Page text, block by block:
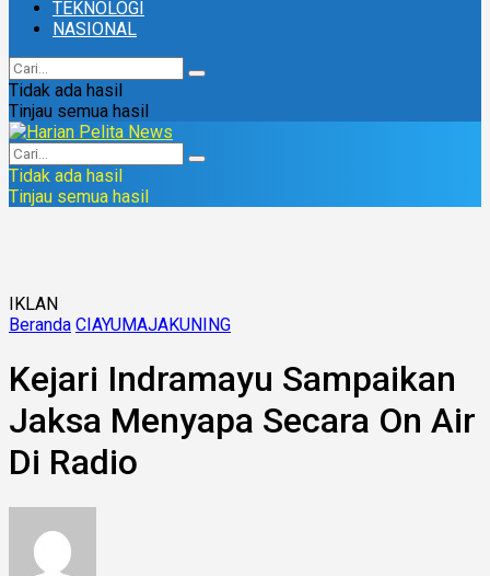
TEKNOLOGI
NASIONAL
Tidak ada hasil
Tinjau semua hasil
Tidak ada hasil
Tinjau semua hasil
IKLAN
Beranda CIAYUMAJAKUNING
Kejari Indramayu Sampaikan
Jaksa Menyapa Secara On Air
Di Radio